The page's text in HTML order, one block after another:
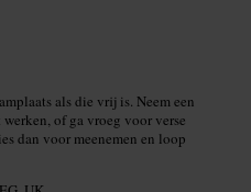
als die vrij is. Neem een
of ga vroeg voor verse
dan voor meenemen en loop